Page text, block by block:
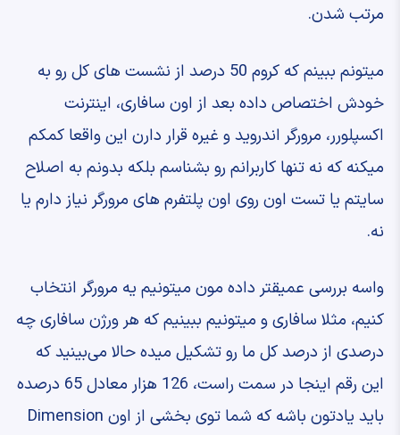
مرتب شدن.
‫میتونم ببینم که کروم 50 درصد از ‫نشست های کل رو به
خودش اختصاص داده ‫بعد از اون سافاری، اینترنت
اکسپلورر، ‫مرورگر اندروید و غیره قرار دارن ‫این واقعا کمکم
میکنه که نه تنها کاربرانم ‫رو بشناسم ‫بلکه بدونم به اصلاح
سایتم ‫یا تست اون روی اون پلتفرم های مرورگر نیاز دارم یا
نه.
‫واسه بررسی عمیقتر داده مون ‫میتونیم یه مرورگر انتخاب
کنیم، مثلا سافاری ‫و میتونیم ببینیم که هر ورژن سافاری ‫چه
درصدی از درصد کل ما رو تشکیل میده ‫حالا می‌بینید که
این رقم اینجا در ‫سمت راست، 126 هزار معادل 65 درصده
‫باید یادتون باشه که شما توی بخشی از ‫اون Dimension